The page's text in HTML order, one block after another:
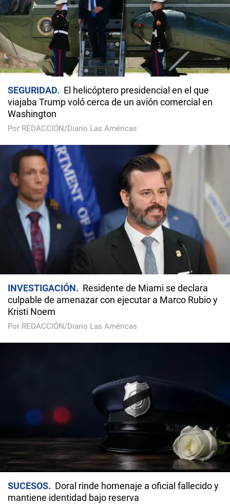
SEGURIDAD
El helicóptero presidencial en el que
viajaba Trump voló cerca de un avión comercial en
Washington
Por REDACCIÓN/Diario Las Américas
INVESTIGACIÓN
Residente de Miami se declara
culpable de amenazar con ejecutar a Marco Rubio y
Kristi Noem
Por REDACCIÓN/Diario Las Américas
SUCESOS
Doral rinde homenaje a oficial fallecido y
mantiene identidad bajo reserva